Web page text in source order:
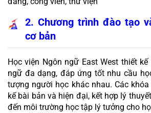
2. Chương trình đào tạo
cơ bản
Học viện Ngôn ngữ East West thiết
ngữ đa dạng, đáp ứng tốt nhu cầu
tượng người học khác nhau. Các
kế bài bản và hiện đại, kết hợp lý
đến môi trường học tập lý tưởng cho